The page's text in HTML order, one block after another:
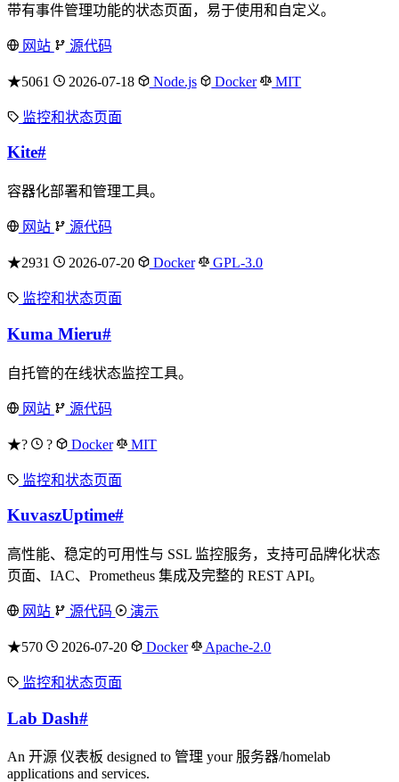
带有事件管理功能的状态页面，易于使用和自定义。
网站 源代码
★5061 2026-07-18 Node.js Docker MIT
监控和状态页面
Kite#
容器化部署和管理工具。
网站 源代码
★2931 2026-07-20 Docker GPL-3.0
监控和状态页面
Kuma Mieru#
自托管的在线状态监控工具。
网站 源代码
★? ? Docker MIT
监控和状态页面
KuvaszUptime#
高性能、稳定的可用性与 SSL 监控服务，支持可品牌化状态
页面、IAC、Prometheus 集成及完整的 REST API。
网站 源代码 演示
★570 2026-07-20 Docker Apache-2.0
监控和状态页面
Lab Dash#
An 开源 仪表板 designed to 管理 your 服务器/homelab
applications and services.